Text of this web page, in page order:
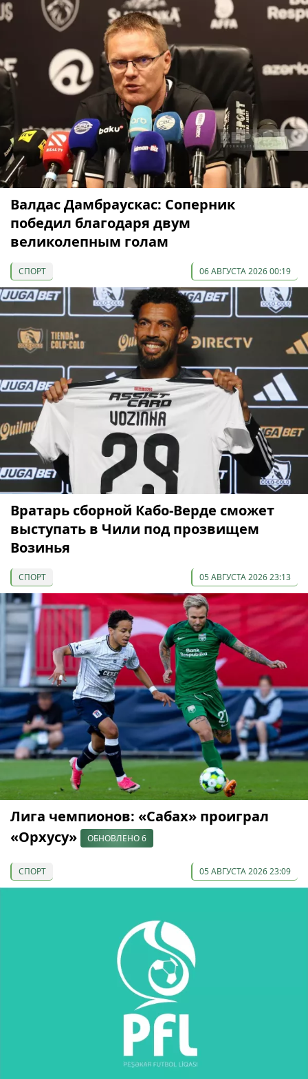
Валдас Дамбраускас: Соперник
победил благодаря двум
великолепным голам
СПОРТ 06 АВГУСТА 2026 00:19
Вратарь сборной Кабо-Верде сможет
выступать в Чили под прозвищем
Возинья
СПОРТ 05 АВГУСТА 2026 23:13
Лига чемпионов: «Сабах» проиграл
«Орхусу»
ОБНОВЛЕНО 6
СПОРТ 05 АВГУСТА 2026 23:09